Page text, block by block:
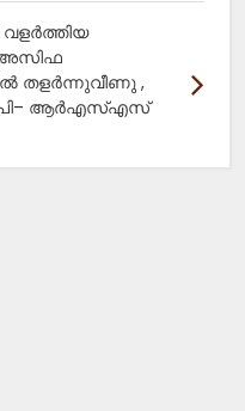
അസിഫ
തളർന്നുവീണു ,
ആർഎസ്എസ്